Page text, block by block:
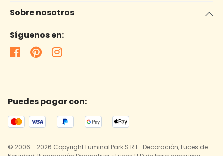
Sobre nosotros
Síguenos en:
Puedes pagar con:
© 2006 - 2026 Copyright Luminal Park S.R.L.: Decoración, Luces de